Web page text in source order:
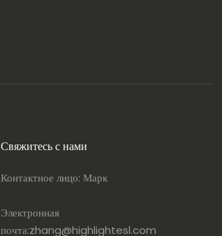
Свяжитесь с нами
Контактное лицо: Марк
Электронная
почта:zhang@highlightesl.com